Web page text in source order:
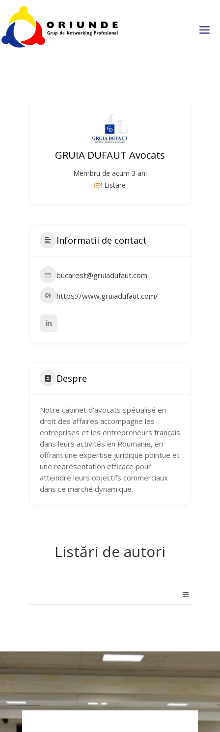
a
GRUIA DUFAUT Avocats
Membru de acum 3 ani
1 Listare
Informatii de contact
bucarest@gruiadufaut.com
https://www.gruiadufaut.com/
Despre
Notre cabinet d'avocats spécialisé en
droit des affaires accompagne les
entreprises et les entrepreneurs français
dans leurs activités en Roumanie, en
offrant une expertise juridique pointue et
une représentation efficace pour
atteindre leurs objectifs commerciaux
dans ce marché dynamique.
Listări de autori